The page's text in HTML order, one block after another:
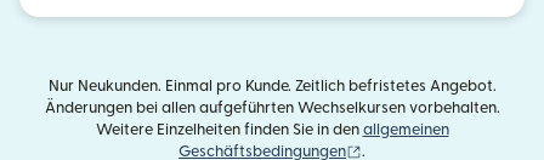
Nur Neukunden. Einmal pro Kunde. Zeitlich befristetes Angebot.
Änderungen bei allen aufgeführten Wechselkursen vorbehalten.
Weitere Einzelheiten finden Sie in den allgemeinen
Geschäftsbedingungen
.